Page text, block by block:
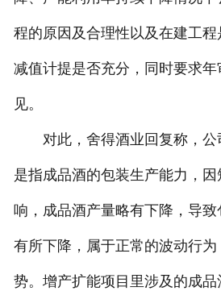
程的原因及合理性以及在建工程
减值计提是否充分，同时要求
见。
对此，舍得酒业回复称，公
是指成品酒的包装生产能力，
响，成品酒产量略有下降，导
有所下降，属于正常的波动行
势。增产扩能项目里涉及的成品